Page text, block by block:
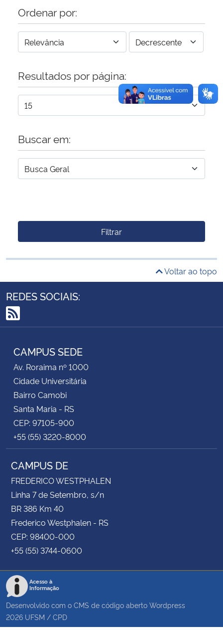
Secretaria de Governo
Gabinete de Segurança Institucional
Banco Central do Brasil
Planalto
Ordenar por:
Resultados por página:
Buscar em:
Filtrar
Voltar ao topo
REDES SOCIAIS:
RSS
CAMPUS SEDE
Av. Roraima nº 1000
Cidade Universitária
Bairro Camobi
Santa Maria - RS
CEP: 97105-900
+55 (55) 3220-8000
CAMPUS DE
FREDERICO WESTPHALEN
Linha 7 de Setembro, s/n
BR 386 Km 40
Frederico Westphalen - RS
CEP: 98400-000
+55 (55) 3744-0600
Acesso à
Informação
Desenvolvido com o CMS de código aberto Wordpress
2026 UFSM / CPD